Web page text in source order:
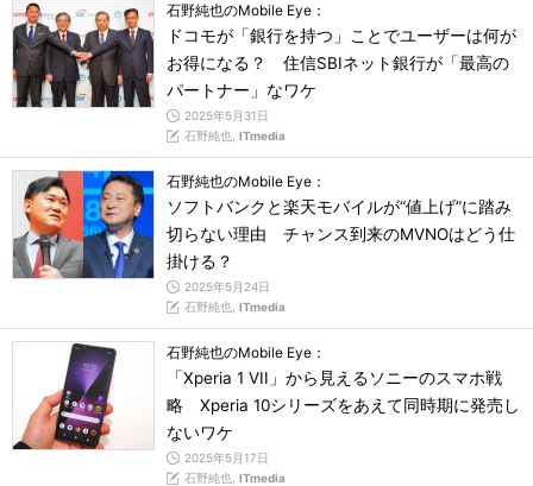
石野純也のMobile Eye：
ドコモが「銀行を持つ」ことでユーザーは何が
お得になる？ 住信SBIネット銀行が「最高の
パートナー」なワケ
2025年5月31日
石野純也, ITmedia
石野純也のMobile Eye：
ソフトバンクと楽天モバイルが“値上げ”に踏み
切らない理由 チャンス到来のMVNOはどう仕
掛ける？
2025年5月24日
石野純也, ITmedia
石野純也のMobile Eye：
「Xperia 1 VII」から見えるソニーのスマホ戦
略 Xperia 10シリーズをあえて同時期に発売し
ないワケ
2025年5月17日
石野純也, ITmedia